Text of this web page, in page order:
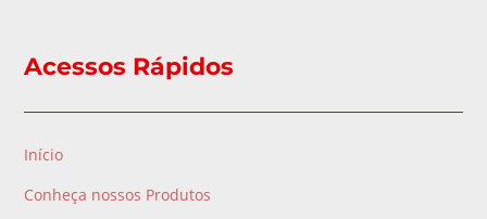
Acessos Rápidos
Início
Conheça nossos Produtos